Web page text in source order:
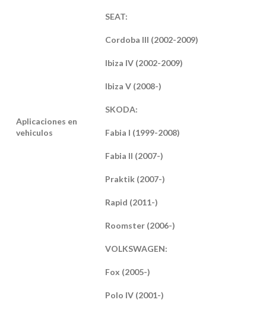
Aplicaciones en
vehiculos
SEAT:
Cordoba III (2002-2009)
Ibiza IV (2002-2009)
Ibiza V (2008-)
SKODA:
Fabia I (1999-2008)
Fabia II (2007-)
Praktik (2007-)
Rapid (2011-)
Roomster (2006-)
VOLKSWAGEN:
Fox (2005-)
Polo IV (2001-)